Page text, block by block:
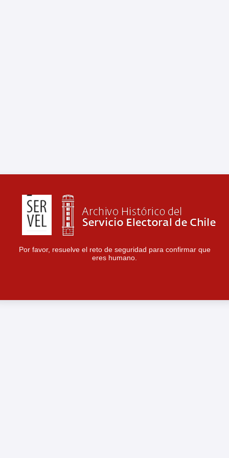
Por favor, resuelve el reto de seguridad para confirmar que
eres humano.